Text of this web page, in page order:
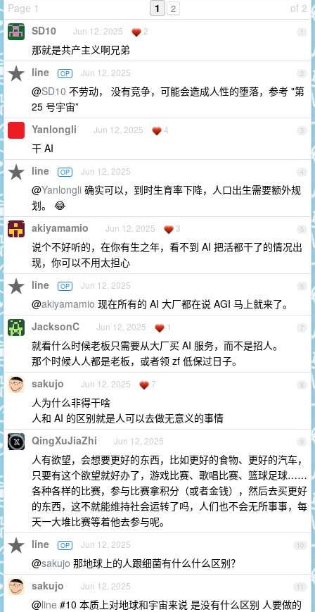
Page 1
of 2
1 2
1
SD10 Jun 12, 2025 2
那就是共产主义啊兄弟
2
line OP Jun 12, 2025
@SD10 不劳动， 没有竞争，可能会造成人性的堕落，参考 "第
25 号宇宙”
3
Yanlongli Jun 12, 2025 4
干 AI
4
line OP Jun 12, 2025
@Yanlongli 确实可以，到时生育率下降，人口出生需要额外规
划。 😂
5
akiyamamio Jun 12, 2025 3
说个不好听的，在你有生之年，看不到 AI 把活都干了的情况出
现，你可以不用太担心
6
line OP Jun 12, 2025
@akiyamamio 现在所有的 AI 大厂都在说 AGI 马上就来了。
7
JacksonC Jun 12, 2025 1
就看什么时候老板只需要从大厂买 AI 服务，而不是招人。
那个时候人人都是老板，或者领 zf 低保过日子。
8
sakujo Jun 12, 2025 7
人为什么非得干啥
人和 AI 的区别就是人可以去做无意义的事情
9
QingXuJiaZhi Jun 12, 2025
人有欲望，会想要更好的东西，比如更好的食物、更好的汽车，
只要有这个欲望就好办了，游戏比赛、歌唱比赛、篮球足球……
各种各样的比赛，参与比赛拿积分（或者金钱），然后去买更好
的东西，这不就能维持社会运转了吗，人们也不会无所事事，每
天一大堆比赛等着他去参与呢。
10
line OP Jun 12, 2025
@sakujo 那地球上的人跟细菌有什么什么区别？
11
sakujo Jun 12, 2025
@line #10 本质上对地球和宇宙来说 是没有什么区别 人要做的